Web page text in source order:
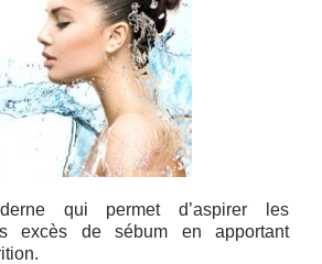
qui permet d’aspirer les
excès de sébum en apportant